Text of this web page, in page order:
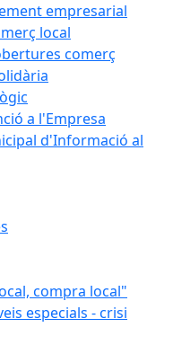
empresarial
local
comerç
a l'Empresa
d'Informació al
compra local"
especials - crisi